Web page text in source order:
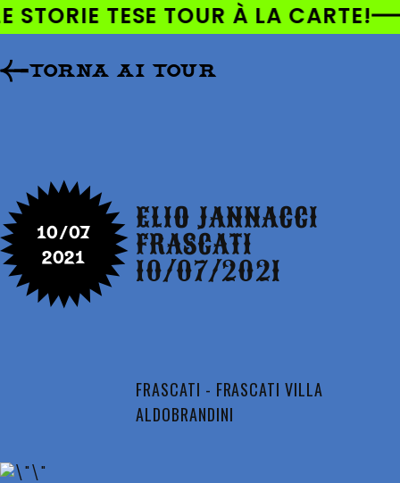
CONTENUTI
TESE TOUR À LA CARTE!
TORNA AI TOUR
10/07
2021
ELIO JANNACCI
FRASCATI
10/07/2021
FRASCATI - FRASCATI VILLA
ALDOBRANDINI